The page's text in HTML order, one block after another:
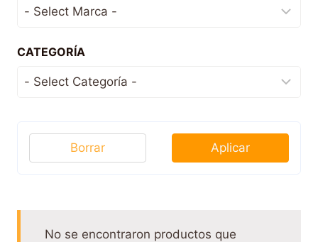
No se encontraron productos que
CATEGORÍA
Aplicar
Borrar